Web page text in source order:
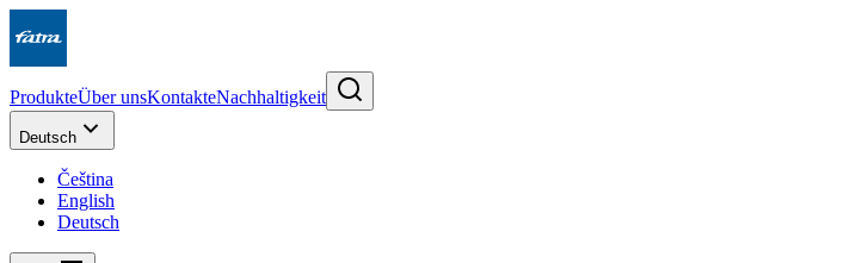
ProdukteÜber unsKontakteNachhaltigkeit
Deutsch
Čeština
English
Deutsch